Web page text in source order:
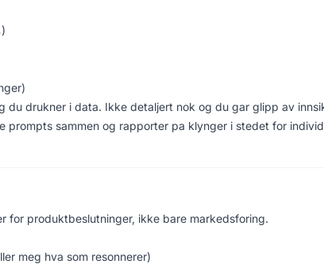
du drukner i data. Ikke detaljert nok og du gar glipp av
sammen og rapporter pa klynger i stedet for
for produktbeslutninger, ikke bare markedsforing.
meg hva som resonnerer)